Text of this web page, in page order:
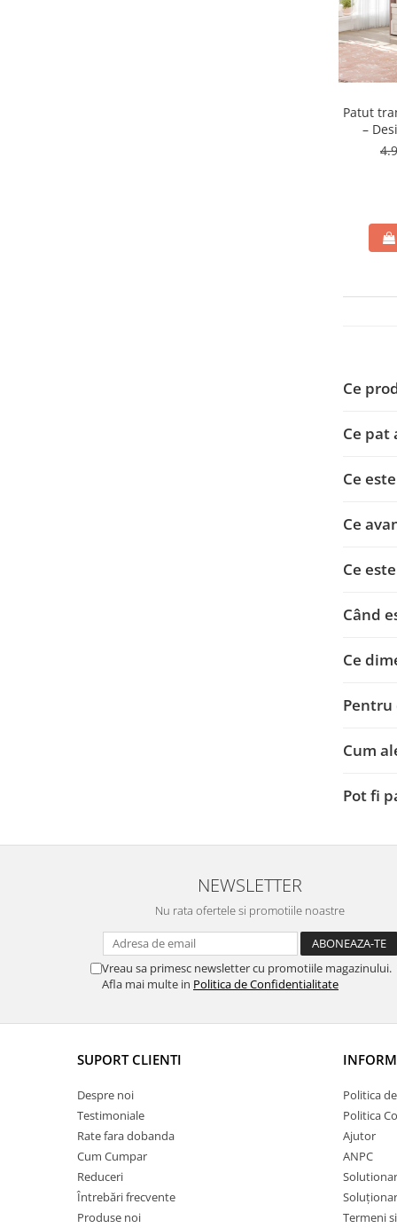
Patut
–
Ce
Ce pat
Ce
Ce
Ce
Când
Ce
Cum
Pot fi
NEWSLETTER
Nu rata ofertele si promotiile noastre
Vreau sa primesc newsletter cu promotiile magazinului.
Afla mai multe in Politica de Confidentialitate
SUPORT CLIENTI
Despre noi
Testimoniale
Rate fara dobanda
Cum Cumpar
Reduceri
Întrebări frecvente
Produse noi
Politica
Politica
Ajutor
ANPC
Termeni